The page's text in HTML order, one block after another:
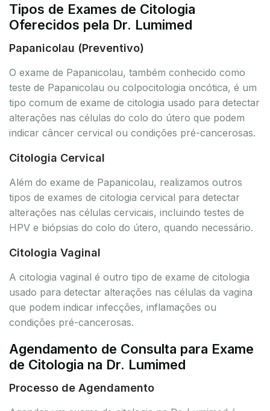
Tipos de Exames de Citologia
Oferecidos pela Dr. Lumimed
Papanicolau (Preventivo)
O exame de Papanicolau, também conhecido como
teste de Papanicolau ou colpocitologia oncótica, é um
tipo comum de exame de citologia usado para detectar
alterações nas células do colo do útero que podem
indicar câncer cervical ou condições pré-cancerosas.
Citologia Cervical
Além do exame de Papanicolau, realizamos outros
tipos de exames de citologia cervical para detectar
alterações nas células cervicais, incluindo testes de
HPV e biópsias do colo do útero, quando necessário.
Citologia Vaginal
A citologia vaginal é outro tipo de exame de citologia
usado para detectar alterações nas células da vagina
que podem indicar infecções, inflamações ou
condições pré-cancerosas.
Agendamento de Consulta para Exame
de Citologia na Dr. Lumimed
Processo de Agendamento